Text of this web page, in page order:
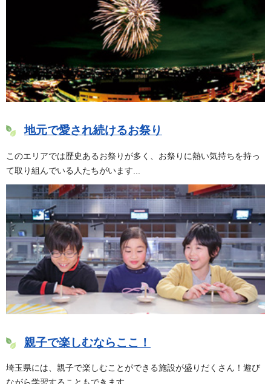
地元で愛され続けるお祭り
このエリアでは歴史あるお祭りが多く、お祭りに熱い気持ちを持っ
て取り組んでいる人たちがいます...
親子で楽しむならここ！
埼玉県には、親子で楽しむことができる施設が盛りだくさん！遊び